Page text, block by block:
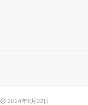
2024年8月22日